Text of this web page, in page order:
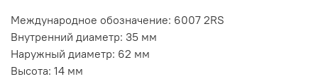
Международное обозначение: 6007 2RS
Внутренний диаметр: 35 мм
Наружный диаметр: 62 мм
Высота: 14 мм